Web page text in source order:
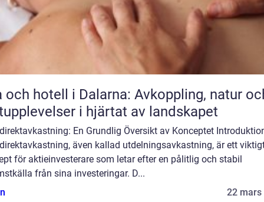
och hotell i Dalarna: Avkoppling, natur
i hjärtat av landskapet
En Grundlig Översikt av Konceptet
även kallad utdelningsavkastning, är ett
för aktieinvesterare som letar efter en pålitlig och stabil
från sina investeringar. D...
22 mars